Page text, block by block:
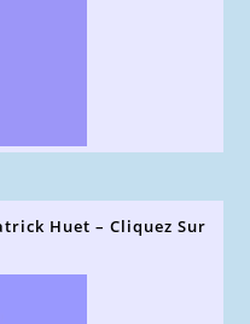
Huet – Cliquez Sur